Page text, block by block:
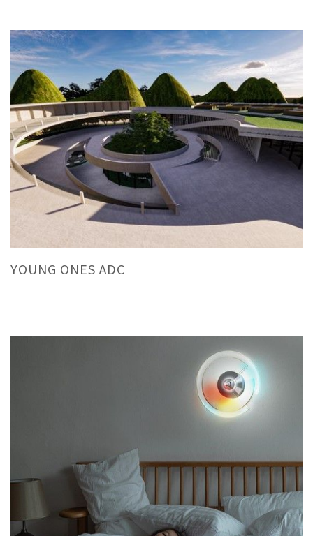
YOUNG ONES ADC